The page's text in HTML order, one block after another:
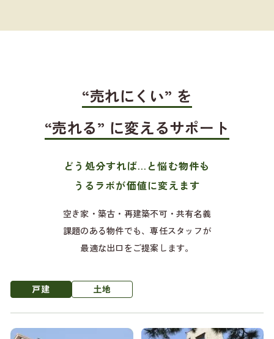
“売れにくい” を
“売れる” に変えるサポート
どう処分すれば…と悩む物件も
うるラボが価値に変えます
空き家・築古・再建築不可・共有名義
課題のある物件でも、専任スタッフが
最適な出口をご提案します。
戸建 土地